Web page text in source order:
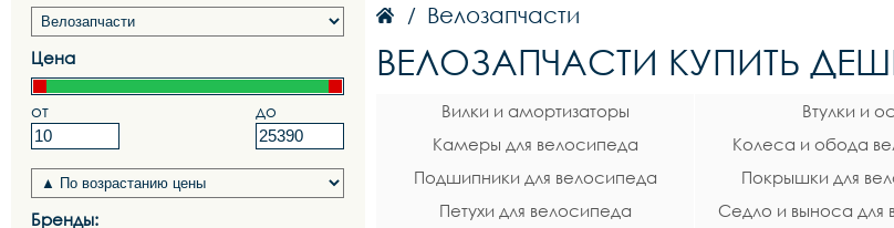
Цена
от до
Бренды:
/ Велозапчасти
ВЕЛОЗАПЧАСТИ КУПИТЬ
Вилки и амортизаторы Втулки и
Камеры для велосипеда
Колеса и обода
Подшипники для велосипеда
Покрышки для
Петухи для велосипеда
Седло и выноса для